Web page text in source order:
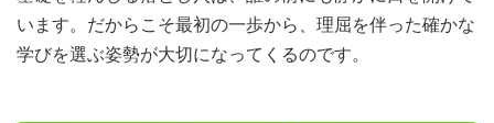
います。だからこそ最初の一歩から、理屈を伴った確かな
学びを選ぶ姿勢が大切になってくるのです。